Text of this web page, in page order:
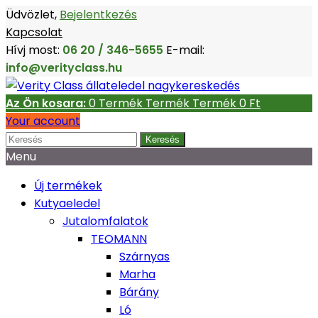
Üdvözlet, Bejelentkezés
Kapcsolat
Hívj most: 06 20 / 346-5655 E-mail:
info@verityclass.hu
Az Ön kosara:0 Termék Termék Termék0 Ft‎
Your account
Keresés
Menu
Új termékek
Kutyaeledel
Jutalomfalatok
TEOMANN
Szárnyas
Marha
Bárány
Ló